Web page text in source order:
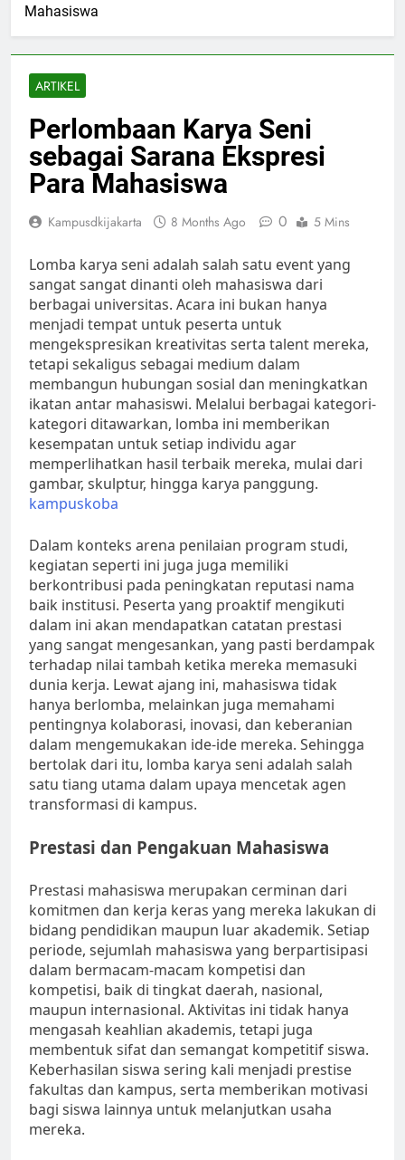
Mahasiswa
ARTIKEL
Perlombaan Karya Seni
sebagai Sarana Ekspresi
Para Mahasiswa
Kampusdkijakarta 8 Months Ago 0 5 Mins
Lomba karya seni adalah salah satu event yang
sangat sangat dinanti oleh mahasiswa dari
berbagai universitas. Acara ini bukan hanya
menjadi tempat untuk peserta untuk
mengekspresikan kreativitas serta talent mereka,
tetapi sekaligus sebagai medium dalam
membangun hubungan sosial dan meningkatkan
ikatan antar mahasiswi. Melalui berbagai kategori-
kategori ditawarkan, lomba ini memberikan
kesempatan untuk setiap individu agar
memperlihatkan hasil terbaik mereka, mulai dari
gambar, skulptur, hingga karya panggung.
kampuskoba
Dalam konteks arena penilaian program studi,
kegiatan seperti ini juga juga memiliki
berkontribusi pada peningkatan reputasi nama
baik institusi. Peserta yang proaktif mengikuti
dalam ini akan mendapatkan catatan prestasi
yang sangat mengesankan, yang pasti berdampak
terhadap nilai tambah ketika mereka memasuki
dunia kerja. Lewat ajang ini, mahasiswa tidak
hanya berlomba, melainkan juga memahami
pentingnya kolaborasi, inovasi, dan keberanian
dalam mengemukakan ide-ide mereka. Sehingga
bertolak dari itu, lomba karya seni adalah salah
satu tiang utama dalam upaya mencetak agen
transformasi di kampus.
Prestasi dan Pengakuan Mahasiswa
Prestasi mahasiswa merupakan cerminan dari
komitmen dan kerja keras yang mereka lakukan di
bidang pendidikan maupun luar akademik. Setiap
periode, sejumlah mahasiswa yang berpartisipasi
dalam bermacam-macam kompetisi dan
kompetisi, baik di tingkat daerah, nasional,
maupun internasional. Aktivitas ini tidak hanya
mengasah keahlian akademis, tetapi juga
membentuk sifat dan semangat kompetitif siswa.
Keberhasilan siswa sering kali menjadi prestise
fakultas dan kampus, serta memberikan motivasi
bagi siswa lainnya untuk melanjutkan usaha
mereka.